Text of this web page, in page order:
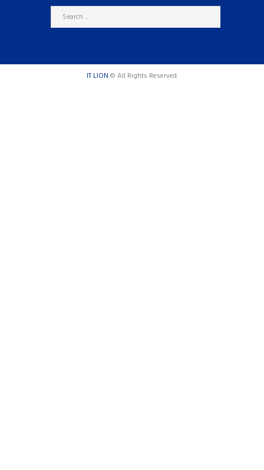
IT LION © All Rights Reserved.